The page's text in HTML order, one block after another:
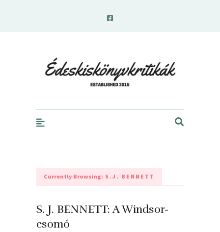
Currently Browsing: S.J. BENNETT
S. J. BENNETT: A Windsor-
csomó